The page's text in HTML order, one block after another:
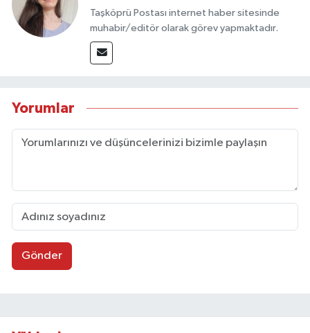
Taşköprü Postası internet haber sitesinde
muhabir/editör olarak görev yapmaktadır.
Yorumlar
Gönder